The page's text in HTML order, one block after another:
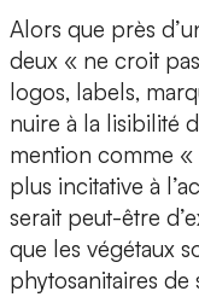
Alors que près
deux « ne croit
logos, labels,
nuire à la lisibilité
mention comme «
plus incitative à
serait peut-être
que les végétaux
phytosanitaires de